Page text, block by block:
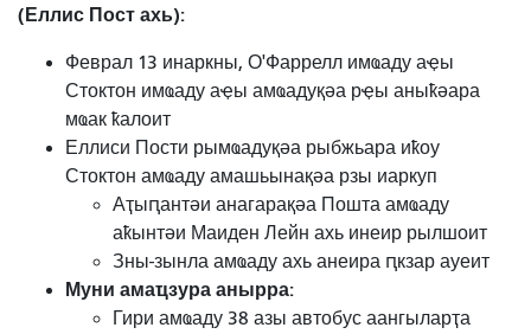
(Еллис Пост ахь):
Феврал 13 инаркны, О'Фаррелл имҩаду аҿы
Стоктон имҩаду аҿы амҩадуқәа рҿы аныҟәара
мҩак ҟалоит
Еллиси Пости рымҩадуқәа рыбжьара иҟоу
Стоктон амҩаду амашьынақәа рзы иаркуп
Аҭыԥантәи анагарақәа Пошта амҩаду
аҟынтәи Маиден Лейн ахь инеир рылшоит
Зны-зынла амҩаду ахь анеира ԥкзар ауеит
Муни амаҵзура анырра:
Гири амҩаду 38 азы автобус аангыларҭа